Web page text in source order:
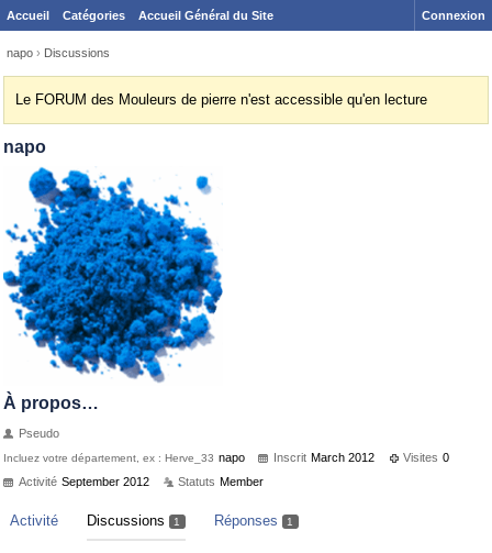
Accueil Catégories Accueil Général du Site Connexion
napo › Discussions
Le FORUM des Mouleurs de pierre n'est accessible qu'en lecture
napo
À propos…
Pseudo
Incluez votre département, ex : Herve_33 napo Inscrit March 2012 Visites 0
Activité September 2012 Statuts Member
Activité Discussions 1 Réponses 1